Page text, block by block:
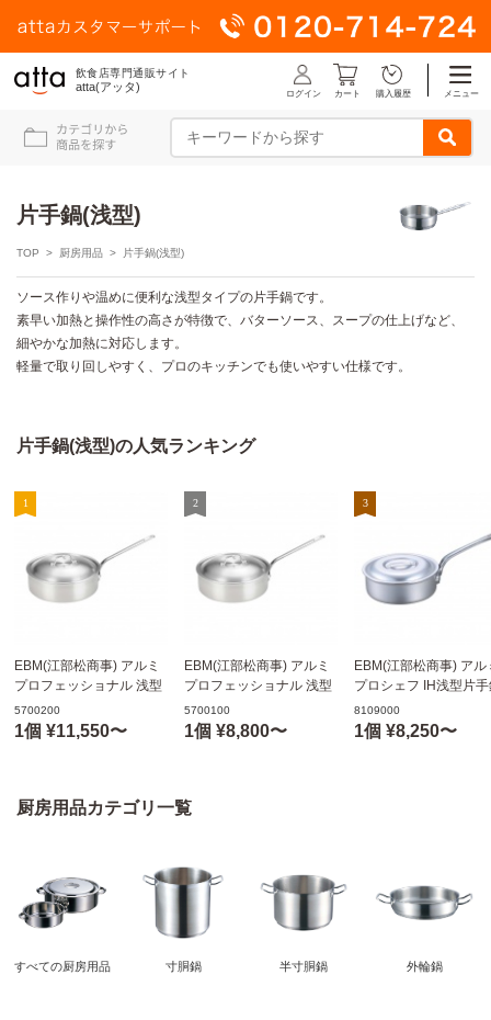
飲食店専門通販サイト
atta(アッタ) ログイン カート 購入履歴 メニュー
片手鍋(浅型)
TOP > 厨房用品 > 片手鍋(浅型)
ソース作りや温めに便利な浅型タイプの片手鍋です。
素早い加熱と操作性の高さが特徴で、バターソース、スープの仕上げなど、
細やかな加熱に対応します。
軽量で取り回しやすく、プロのキッチンでも使いやすい仕様です。
片手鍋(浅型)の人気ランキング
EBM(江部松商事) アルミ
プロフェッショナル 浅型
片手鍋
30cm(φ300xH100mm)
6.8リットル
5700200
1個 ¥11,550〜
EBM(江部松商事) アルミ
プロフェッショナル 浅型
片手鍋
27cm(φ270xH90mm) 5リ
ットル
5700100
1個 ¥8,800〜
EBM(江部松商事) アル
プロシェフ IH浅型片
21cm(目盛付)
(φ210xH70mm) 2.5リ
トル
8109000
1個 ¥8,250〜
厨房用品カテゴリ一覧
すべての厨房用品 寸胴鍋 半寸胴鍋 外輪鍋